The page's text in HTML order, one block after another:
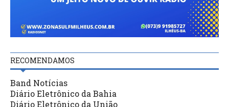
RECOMENDAMOS
Band Notícias
Diário Eletrônico da Bahia
Diário Eletrônico da União